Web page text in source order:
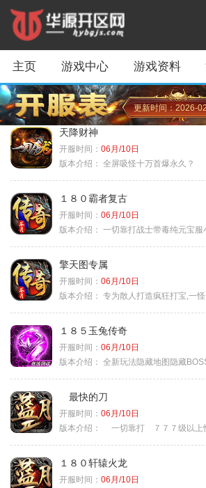
主页 游戏中心 游戏资料
更新时间：2026-
天降财神
开服时间： 06月/10日
版本介绍： 全屏吸怪十万首爆永久？
１８０霸者复古
开服时间： 06月/10日
版本介绍： 一切靠打战士带毒纯元宝服
擎天图专属
开服时间： 06月/10日
版本介绍： 专为散人打造疯狂打宝,一
１８５玉兔传奇
开服时间： 06月/10日
版本介绍： 全新玩法隐藏地图隐藏
最快的刀
开服时间： 06月/10日
版本介绍：
一切靠打 ７７７级以上怪
１８０轩辕火龙
开服时间： 06月/10日